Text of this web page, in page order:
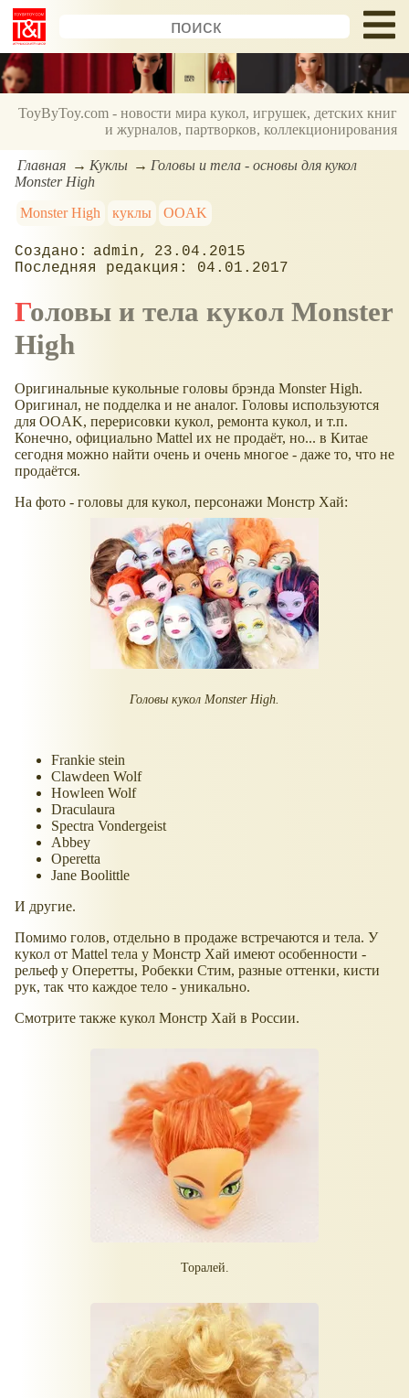
ToyByToy.com - новости мира кукол, игрушек, детских книг
и журналов, партворков, коллекционирования
Главная Куклы
Головы и тела - основы для кукол
Monster High
Monster High
куклы OOAK
admin
23.04.2015
04.01.2017
Головы и тела кукол Monster
High
Оригинальные кукольные головы брэнда Monster High.
Оригинал, не подделка и не аналог. Головы используются
для OOAK, перерисовки кукол, ремонта кукол, и т.п.
Конечно, официально Mattel их не продаёт, но... в Китае
сегодня можно найти очень и очень многое - даже то, что не
продаётся.
На фото - головы для кукол, персонажи Монстр Хай:
Головы кукол Monster High.
Frankie stein
Clawdeen Wolf
Howleen Wolf
Draculaura
Spectra Vondergeist
Abbey
Operetta
Jane Boolittle
И другие.
Помимо голов, отдельно в продаже встречаются и тела. У
кукол от Mattel тела у Монстр Хай имеют особенности -
рельеф у Оперетты, Робекки Стим, разные оттенки, кисти
рук, так что каждое тело - уникально.
Смотрите также кукол Монстр Хай в России.
Торалей.